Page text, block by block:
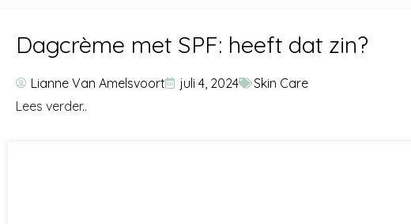
Dagcrème met SPF: heeft dat zin?
Lianne Van Amelsvoort juli 4, 2024
Skin Care
Lees verder..